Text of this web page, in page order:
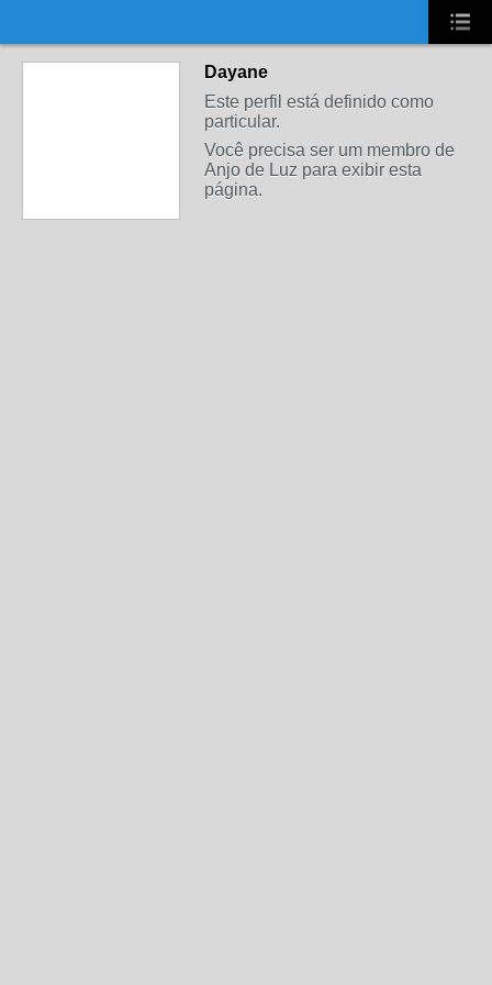
Dayane
Este perfil está definido como
particular.
Você precisa ser um membro de
Anjo de Luz para exibir esta
página.